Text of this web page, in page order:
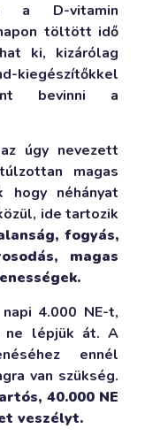
a D-vitamin
töltött idő
ki, kizárólag
bevinni a
úgy nevezett
magas
néhányat
ide tartozik
fogyás,
magas
4.000 NE-t,
ne lépjük át. A
ennél
van szükség.
40.000 NE
veszélyt.